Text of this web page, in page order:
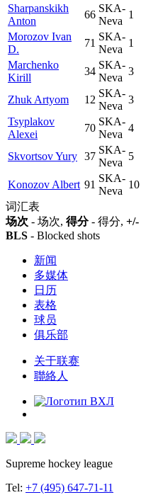
Sharpanskikh
Anton
66
SKA-
Neva
1
Morozov Ivan
D.
71
SKA-
Neva
1
Marchenko
Kirill
34
SKA-
Neva
3
Zhuk Artyom 12
SKA-
Neva
3
Tsyplakov
Alexei
70
SKA-
Neva
4
Skvortsov Yury 37
SKA-
Neva
5
Konozov Albert 91
SKA-
Neva
10
词汇表
场次 - 场次, 得分- 得分, +/-
BLS - Blocked shots
新闻
多媒体
日历
表格
球员
俱乐部
关于联赛
聯絡人
Supreme hockey league
Tel: +7 (495) 647-71-11